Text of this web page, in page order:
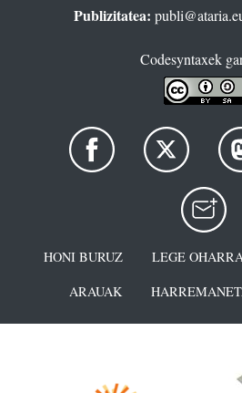
Publizitatea:
Codesyntaxek
HONI BURUZ LEGE
ARAUAK